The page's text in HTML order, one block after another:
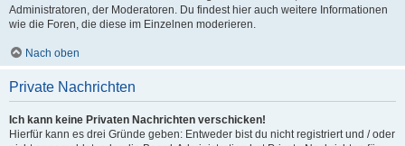
Administratoren, der Moderatoren. Du findest hier auch weitere Informationen
wie die Foren, die diese im Einzelnen moderieren.
Nach oben
Private Nachrichten
Ich kann keine Privaten Nachrichten verschicken!
Hierfür kann es drei Gründe geben: Entweder bist du nicht registriert und / oder